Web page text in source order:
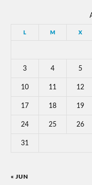
L M X
3 4 5
10 11 12
17 18 19
24 25 26
31
« JUN